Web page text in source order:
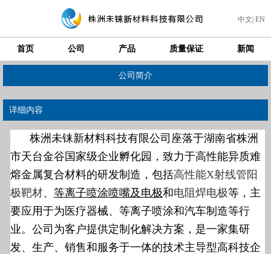
中文 EN
首页 公司 产品 质量保证 新闻
公司简介
详细内容
株洲未铼新材料科技有限公司座落于湖南省株洲
市天台金谷国家级企业孵化园，致力于高性能异质难
熔金属复合材料的研发制造，包括高性能X射线管阳
极靶材、 等离子喷涂喷嘴及电极和电阻焊电极等， 主
要应用于为医疗器械、等离子喷涂和汽车制造等行
业。公司为客户提供定制化解决方案，是一家集研
发、生产、销售和服务于一体的技术主导型高科技企